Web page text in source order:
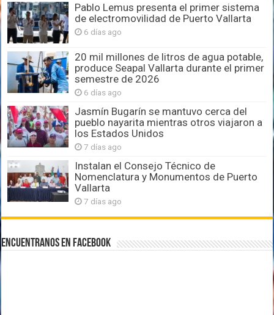
Pablo Lemus presenta el primer sistema
de electromovilidad de Puerto Vallarta
6 días ago
20 mil millones de litros de agua potable,
produce Seapal Vallarta durante el primer
semestre de 2026
6 días ago
Jasmín Bugarín se mantuvo cerca del
pueblo nayarita mientras otros viajaron a
los Estados Unidos
7 días ago
Instalan el Consejo Técnico de
Nomenclatura y Monumentos de Puerto
Vallarta
7 días ago
Encuentranos en Facebook